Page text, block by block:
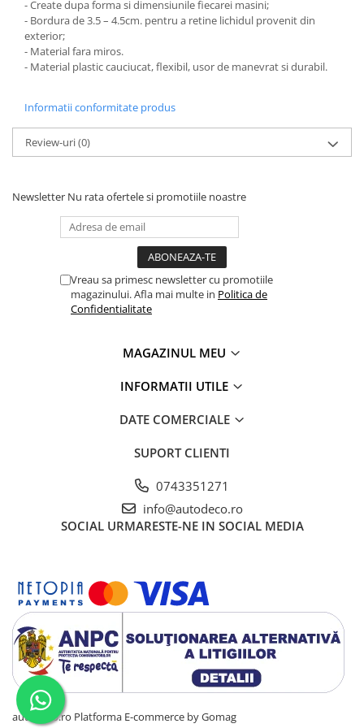
PARASOLARE
PAUL WALKER STICKER
PENTRU FETE
SETURI STICKERE
STICKERE CAPAC REZERVOR
STICKERE CU ANIMALE
STICKERE GEAM MIC
STICKERE JDM
STICKERE PENTRU CAPOTA
STICKERE PENTRU LATERALE
STICKERE PERSONALIZATE
STICKERE UTILAJE AGRICOLE
VANATOARE - PESCUIT
ECHIPAMENT DE LUCRU
PERSONALIZAT
BANNERE PERSONALIZATE
TRICOURI PERSONALIZATE
TRICOURI MĂRCI AUTO
TRICOURI AUDI
TRICOURI BMW
TRICOURI DACIA
TRICOURI FORD
- Create dupa forma si dimensiunile fiecarei masini;
- Bordura de 3.5 – 4.5cm. pentru a retine lichidul provenit din
exterior;
- Material fara miros.
- Material plastic cauciucat, flexibil, usor de manevrat si durabil.
Informatii conformitate produs
Review-uri(0)
Newsletter Nu rata ofertele si promotiile noastre
Vreau sa primesc newsletter cu promotiile
magazinului. Afla mai multe in Politica de
Confidentialitate
MAGAZINUL MEU
INFORMATII UTILE
DATE COMERCIALE
SUPORT CLIENTI
0743351271
info@autodeco.ro
SOCIAL URMARESTE-NE IN SOCIAL MEDIA
autodeco.ro Platforma E-commerce by Gomag